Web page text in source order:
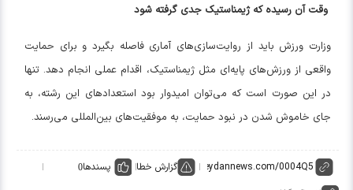
وقت آن رسیده که ژیمناستیک جدی گرفته شود
وزارت ورزش باید از روایت‌سازی‌های آماری فاصله بگیرد و برای حمایت
واقعی از ورزش‌های پایه‌ای مثل ژیمناستیک، اقدام عملی انجام دهد. تنها
در این صورت است که می‌توان امیدوار بود استعدادهای این رشته، به
جای خاموش شدن در نبود حمایت، به موفقیت‌های بین‌المللی می‌رسند.
گزارش خطا پسندها0